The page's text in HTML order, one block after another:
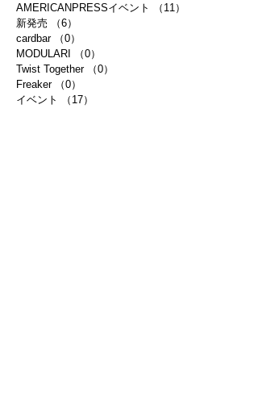
AMERICANPRESSイベント
（11）
新発売
（6）
cardbar
（0）
MODULARI
（0）
Twist Together
（0）
Freaker
（0）
イベント
（17）